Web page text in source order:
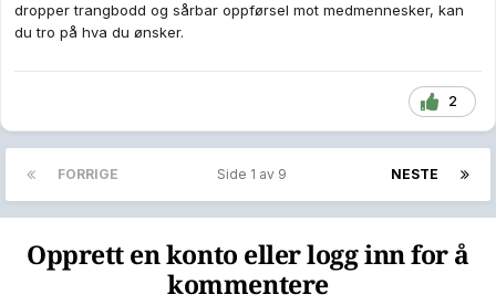
dropper trangbodd og sårbar oppførsel mot medmennesker, kan
du tro på hva du ønsker.
2
FORRIGE NESTE
Side 1 av 9
Opprett en konto eller logg inn for å
kommentere